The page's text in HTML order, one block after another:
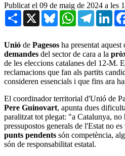
Publicat el 09 de maig de 2024 a les
Share X BlueskyWhatsAppTelegram
Unió de Pagesos ha presentat
demandes del sector de cara a la
de les eleccions catalanes del 12-M.
reclamacions que fan als partits
consideren essencials i que fins ara
El coordinador territorial d'Unió de
Pere Guinovart, apunta dues
paralitzat tot plegat: "a Catalunya,
pressupostos generals de l'Estat no
punts pendents són competència,
són de responsabilitat estatal.